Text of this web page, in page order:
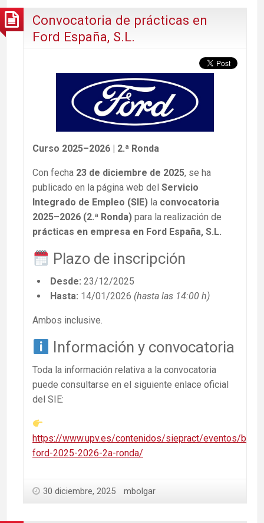
Convocatoria de prácticas en
Ford España, S.L.
Curso 2025–2026 | 2.ª Ronda
Con fecha 23 de diciembre de 2025, se ha
publicado en la página web del Servicio
Integrado de Empleo (SIE) la convocatoria
2025–2026 (2.ª Ronda) para la realización de
prácticas en empresa en Ford España, S.L.
Plazo de inscripción
Desde: 23/12/2025
Hasta: 14/01/2026 (hasta las 14:00 h)
Ambos inclusive.
Información y convocatoria
Toda la información relativa a la convocatoria
puede consultarse en el siguiente enlace oficial
del SIE:
https://www.upv.es/contenidos/siepract/eventos/
ford-2025-2026-2a-ronda/
30 diciembre, 2025 mbolgar